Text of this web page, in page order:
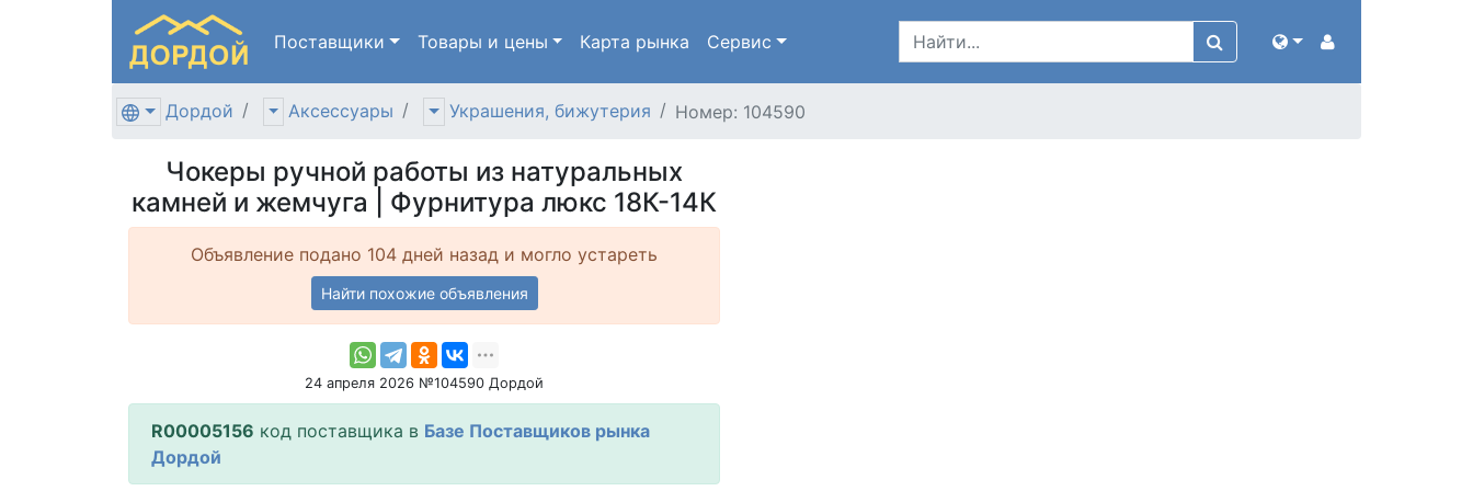
Поставщики Товары и цены Карта рынка Сервис
Дордой Аксессуары Украшения, бижутерия Номер: 104590
Чокеры ручной работы из натуральных
камней и жемчуга | Фурнитура люкс 18К-14К
Объявление подано 104 дней назад и могло устареть
Найти похожие объявления
24 апреля 2026 №104590 Дордой
R00005156 код поставщика в Базе Поставщиков рынка
Дордой